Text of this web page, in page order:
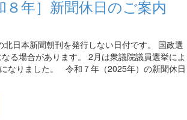
８年］新聞休日のご案内
日本新聞朝刊を発行しない日付です。 国政選
る場合があります。 2月は衆議院議員選挙によ
なりました。 令和７年（2025年）の新聞休日